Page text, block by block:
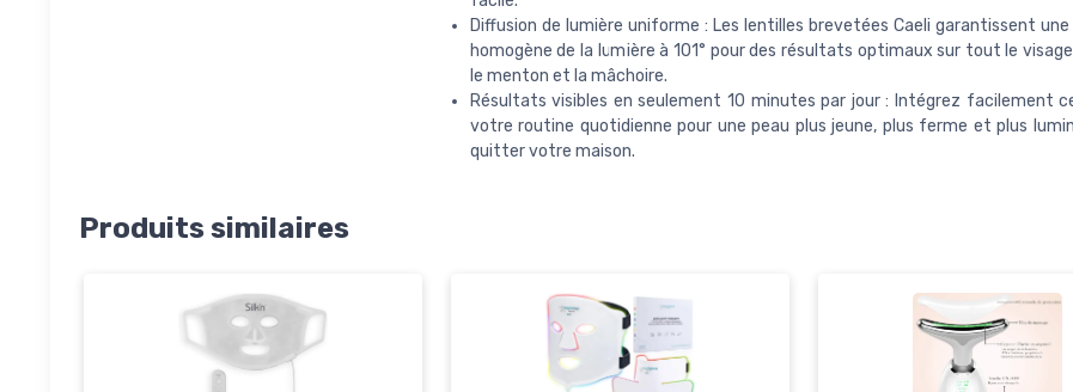
Diffusion de lumière uniforme : Les lentilles brevetées Caeli garantissent
homogène de la lumière à 101° pour des résultats optimaux sur tout le
le menton et la mâchoire.
Résultats visibles en seulement 10 minutes par jour : Intégrez facilement
votre routine quotidienne pour une peau plus jeune, plus ferme et plus
quitter votre maison.
Produits similaires